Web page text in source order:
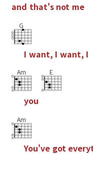
and that's not me
G
I want, I want, I
Am
you
E
Am
You've got every